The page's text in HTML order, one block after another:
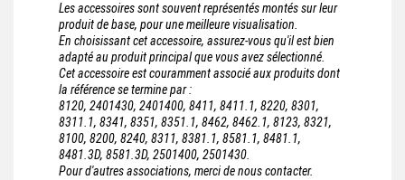
Les accessoires sont souvent représentés montés sur leur
produit de base, pour une meilleure visualisation.
En choisissant cet accessoire, assurez-vous qu'il est bien
adapté au produit principal que vous avez sélectionné.
Cet accessoire est couramment associé aux produits dont
la référence se termine par :
8120, 2401430, 2401400, 8411, 8411.1, 8220, 8301,
8311.1, 8341, 8351, 8351.1, 8462, 8462.1, 8123, 8321,
8100, 8200, 8240, 8311, 8381.1, 8581.1, 8481.1,
8481.3D, 8581.3D, 2501400, 2501430.
Pour d'autres associations, merci de nous contacter.